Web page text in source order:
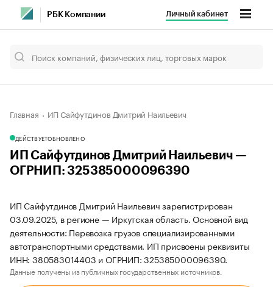
РБК Компании Личный кабинет
Главная ИП Сайфутдинов Дмитрий Наильевич
ДЕЙСТВУЕТОБНОВЛЕНО
ИП Сайфутдинов Дмитрий Наильевич —
ОГРНИП: 325385000096390
ИП Сайфутдинов Дмитрий Наильевич зарегистрирован
03.09.2025, в регионе — Иркутская область. Основной вид
деятельности: Перевозка грузов специализированными
автотранспортными средствами. ИП присвоены реквизиты
ИНН: 380583014403 и ОГРНИП: 325385000096390.
Данные получены из публичных государственных источников.